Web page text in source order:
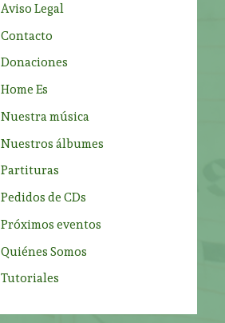
:
Aviso Legal
Contacto
Donaciones
Home Es
Nuestra música
Nuestros álbumes
Partituras
Pedidos de CDs
Próximos eventos
Quiénes Somos
Tutoriales